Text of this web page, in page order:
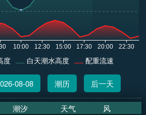
度 白天潮水高度 配重流速
08-08 潮历 后一天
潮汐 天气 风